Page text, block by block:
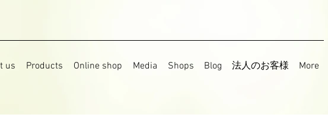
us Products Online shop Media Shops Blog 法人のお客様 More